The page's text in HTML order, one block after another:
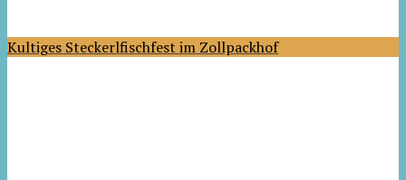
Kultiges Steckerlfischfest im Zollpackhof